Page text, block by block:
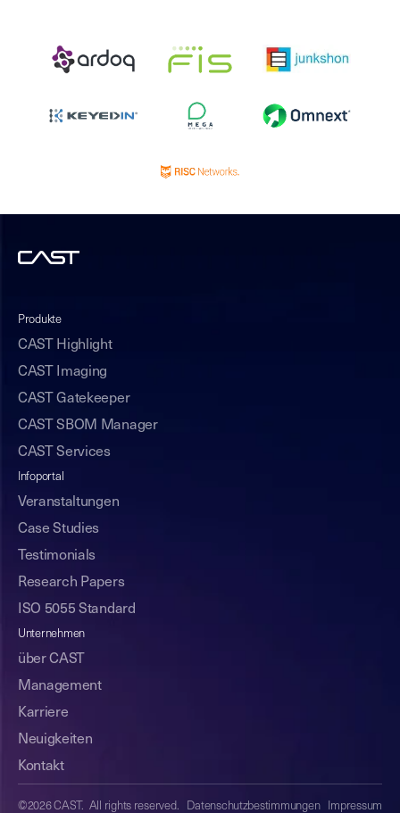
Produkte
CAST Highlight
CAST Imaging
CAST Gatekeeper
CAST SBOM Manager
CAST Services
Infoportal
Veranstaltungen
Case Studies
Testimonials
Research Papers
ISO 5055 Standard
Unternehmen
über CAST
Management
Karriere
Neuigkeiten
Kontakt
©2026 CAST. All rights reserved. Datenschutzbestimmungen Impressum